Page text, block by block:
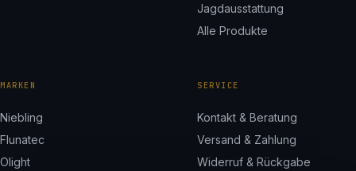
Jagdausstattung
Alle Produkte
MARKEN
Niebling
Flunatec
Olight
SERVICE
Kontakt & Beratung
Versand & Zahlung
Widerruf & Rückgabe